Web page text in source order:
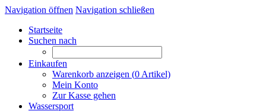
Navigation öffnen Navigation schließen
Startseite
Suchen nach
Einkaufen
Warenkorb anzeigen (0 Artikel)
Mein Konto
Zur Kasse gehen
Wassersport